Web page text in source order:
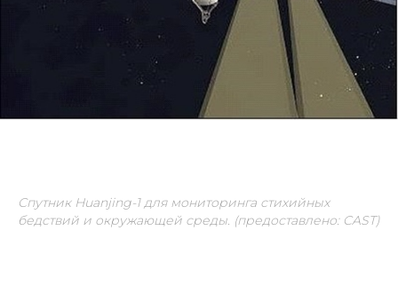
Спутник Huanjing-1 для мониторинга стихийных
бедствий и окружающей среды. (предоставлено: CAST)